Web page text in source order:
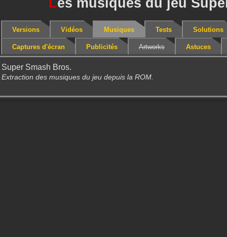
Versions Vidéos Musiques Tests Solutions
Captures d'écran Publicités Artworks Astuces
Super Smash Bros.
Extraction des musiques du jeu depuis la ROM.